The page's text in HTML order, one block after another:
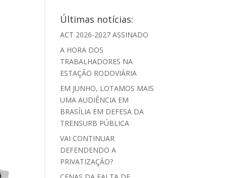
Últimas notícias:
ACT 2026-2027 ASSINADO
A HORA DOS
TRABALHADORES NA
ESTAÇÃO RODOVIÁRIA
EM JUNHO, LOTAMOS MAIS
UMA AUDIÊNCIA EM
BRASÍLIA EM DEFESA DA
TRENSURB PÚBLICA
VAI CONTINUAR
DEFENDENDO A
PRIVATIZAÇÃO?